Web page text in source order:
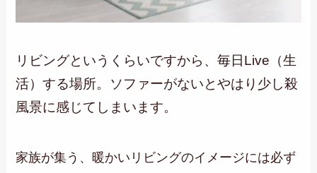
リビングというくらいですから、毎日Live（生
活）する場所。ソファーがないとやはり少し殺
風景に感じてしまいます。
家族が集う、暖かいリビングのイメージには必ず